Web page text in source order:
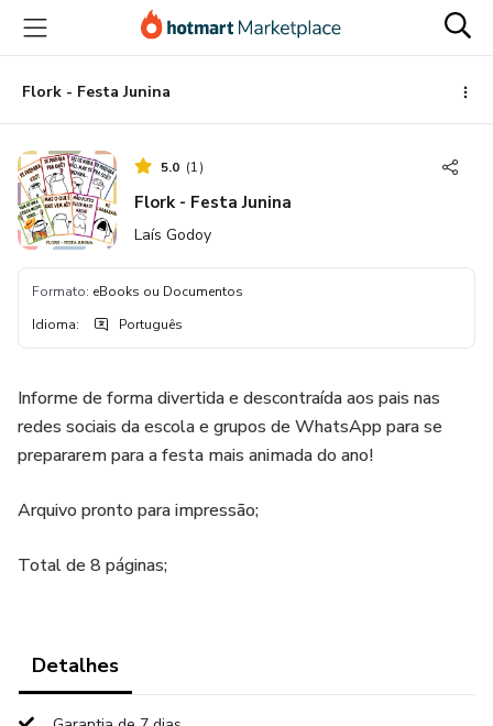
para
conteúdo
principal
para
pagamento
para
rodapé
Flork - Festa Junina
5.0 (1)
Flork - Festa Junina
Laís Godoy
Formato: eBooks ou Documentos
Idioma: Português
Informe de forma divertida e descontraída aos pais nas
redes sociais da escola e grupos de WhatsApp para se
prepararem para a festa mais animada do ano!
Arquivo pronto para impressão;
Total de 8 páginas;
Detalhes